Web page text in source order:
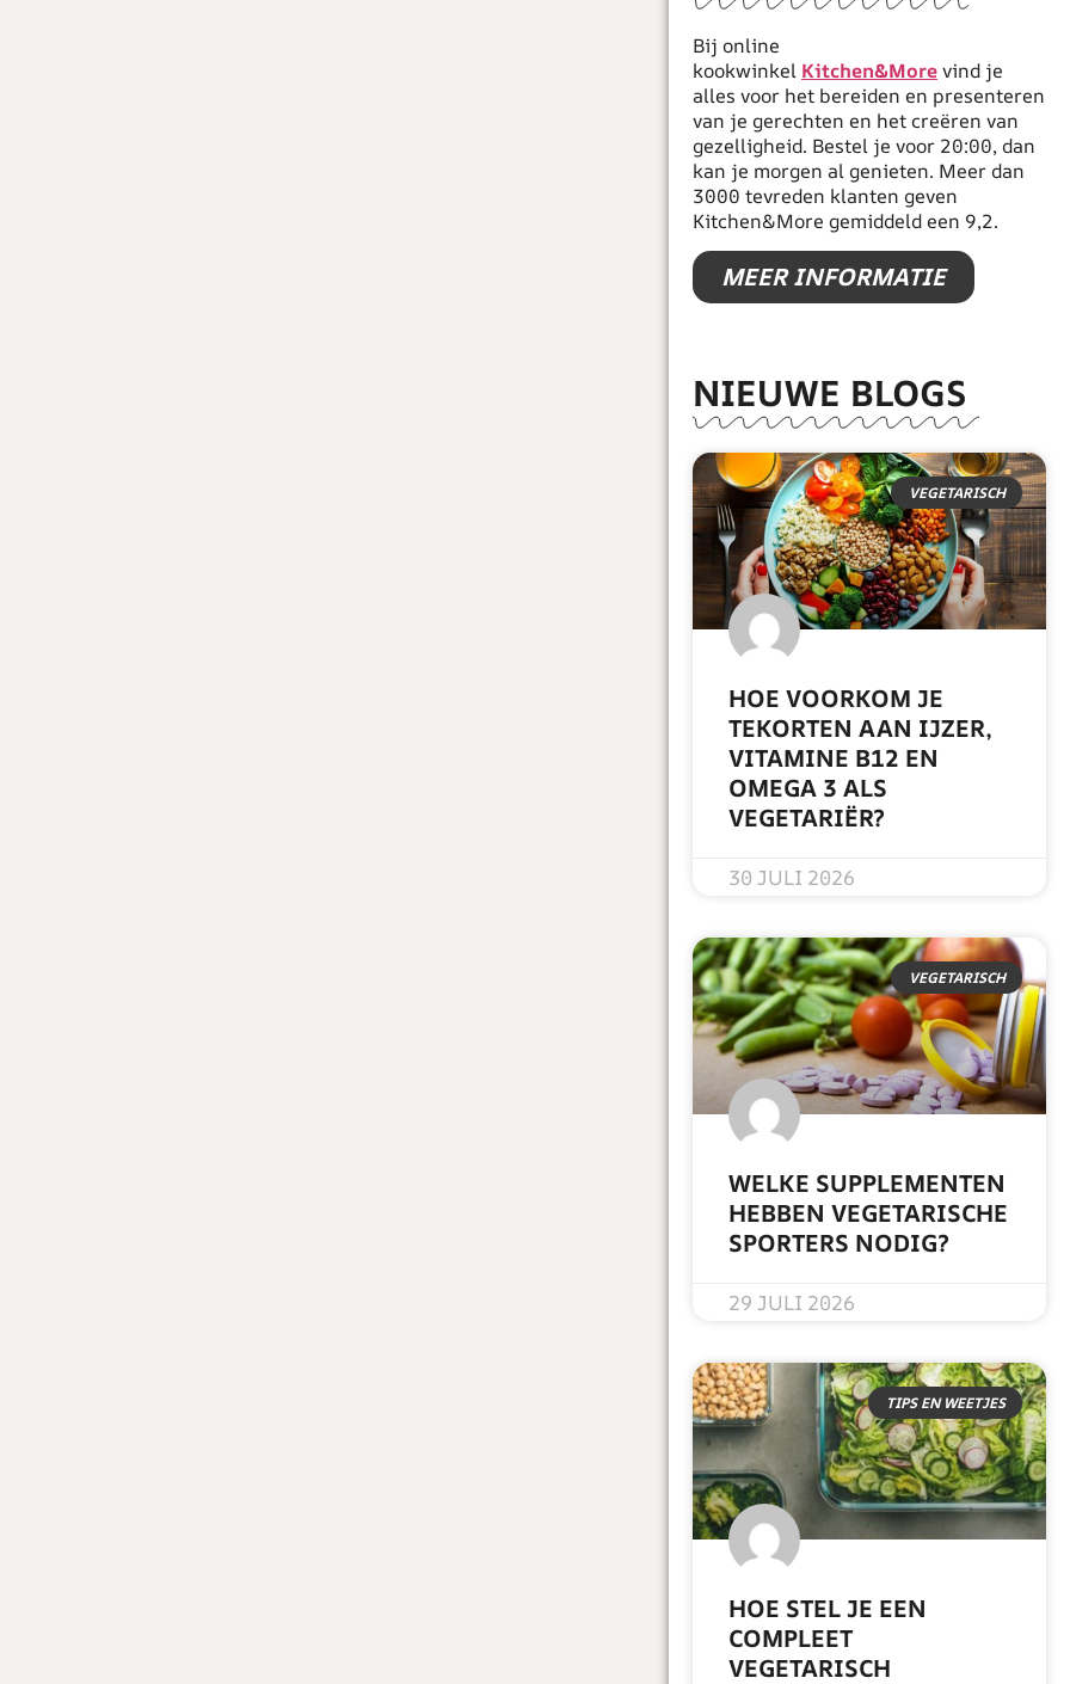
Bij online
kookwinkel Kitchen&Morevind je
alles voor het bereiden en presenteren
van je gerechten en het creëren van
gezelligheid. Bestel je voor 20:00, dan
kan je morgen al genieten. Meer dan
3000 tevreden klanten geven
Kitchen&More gemiddeld een 9,2.
MEER INFORMATIE
NIEUWE BLOGS
VEGETARISCH
HOE VOORKOM JE
TEKORTEN AAN IJZER,
VITAMINE B12 EN
OMEGA 3 ALS
VEGETARIËR?
30 JULI 2026
VEGETARISCH
WELKE SUPPLEMENTEN
HEBBEN VEGETARISCHE
SPORTERS NODIG?
29 JULI 2026
TIPS EN WEETJES
HOE STEL JE EEN
COMPLEET
VEGETARISCH